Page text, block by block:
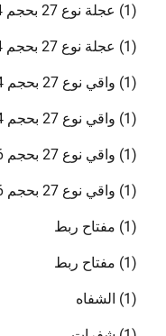
(1) عجلة نوع 27 بحجم 4-1/2 بوصة (115 ملم)
(1) عجلة نوع 27 بحجم 4-1/2 بوصة (115 ملم)
(1) واقي نوع 27 بحجم 4-1/2 بوصة (115 ملم)
(1) واقي نوع 27 بحجم 4-1/2 بوصة (115 ملم)
(1) واقي نوع 27 بحجم 6 بوصة (150 ملم)
(1) واقي نوع 27 بحجم 6 بوصة (150 ملم)
(1) مفتاح ربط
(1) مفتاح ربط
(1) الشفاه